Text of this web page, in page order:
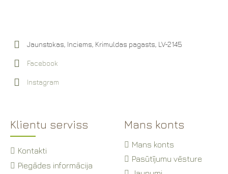
Jaunstokas, Inciems, Krimuldas pagasts, LV-2145
Facebook
Instagram
Klientu serviss
Kontakti
Piegādes informācija
Mans konts
Mans konts
Pasūtījumu vēsture